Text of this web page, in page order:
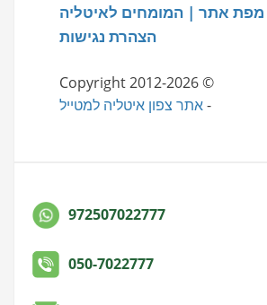
972507022777
050-7022777
מפת אתר | המומחים לאיטליה
הצהרת נגישות
© Copyright 2012-2026
-אתר צפון איטליה למטייל